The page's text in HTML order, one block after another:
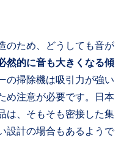
のため、どうしても音が
然的に音も大きくなる傾
の掃除機は吸引力が強い
め注意が必要です。日本
は、そもそも密接した集
設計の場合もあるようで